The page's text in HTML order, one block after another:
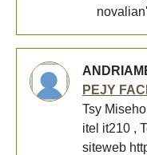
PEJY
Tsy
itel it210 ,
siteweb